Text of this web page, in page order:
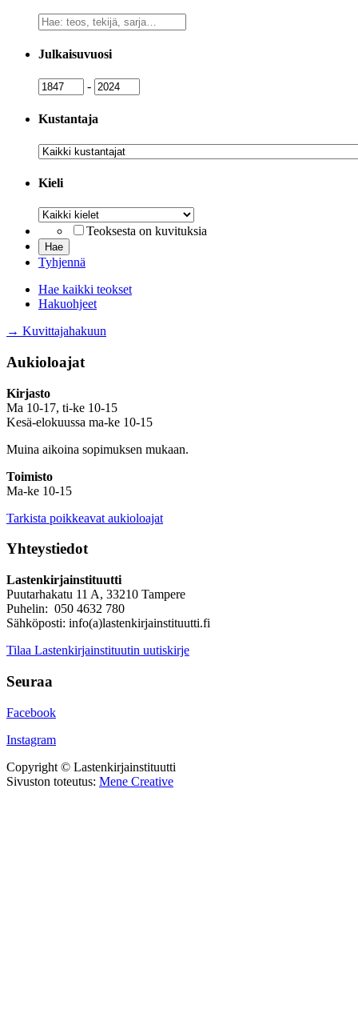
Vapaa
sanahaku
Julkaisuvuosi
Julkaisuvuosi
- Julkaisuvuosi
Kustantaja
Kustantaja
Kieli
Kieli
Teoksesta on kuvituksia
Tyhjennä
Hae kaikki teokset
Hakuohjeet
→ Kuvittajahakuun
Aukioloajat
Kirjasto
Ma 10-17, ti-ke 10-15
Kesä-elokuussa ma-ke 10-15
Muina aikoina sopimuksen mukaan.
Toimisto
Ma-ke 10-15
Tarkista poikkeavat aukioloajat
Yhteystiedot
Lastenkirjainstituutti
Puutarhakatu 11 A, 33210 Tampere
Puhelin: 050 4632 780
Sähköposti: info(a)lastenkirjainstituutti.fi
Tilaa Lastenkirjainstituutin uutiskirje
Seuraa
Facebook
Instagram
Copyright © Lastenkirjainstituutti
Sivuston toteutus: Mene Creative